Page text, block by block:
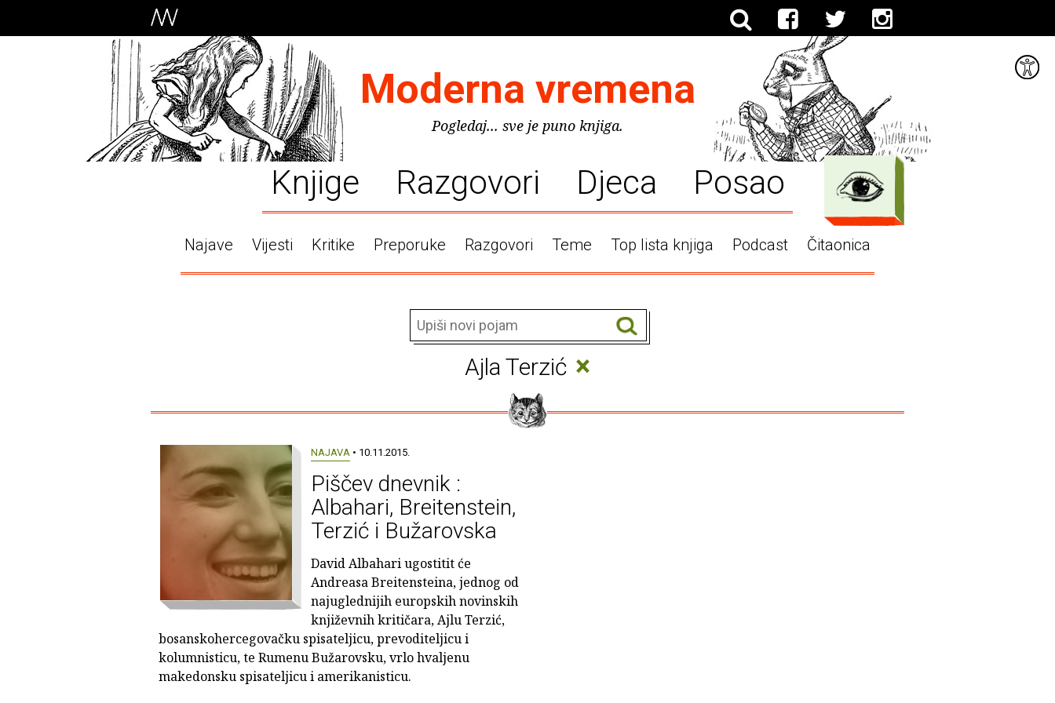
Moderna vremena
Pogledaj... sve je puno knjiga.
Knjige Razgovori Djeca Posao
Najave Vijesti Kritike Preporuke Razgovori Teme Top lista knjiga Podcast Čitaonica
Ajla Terzić ×
NAJAVA • 10.11.2015.
Piščev dnevnik :
Albahari, Breitenstein,
Terzić i Bužarovska
David Albahari ugostitit će
Andreasa Breitensteina, jednog od
najuglednijih europskih novinskih
književnih kritičara, Ajlu Terzić,
bosanskohercegovačku spisateljicu, prevoditeljicu i
kolumnisticu, te Rumenu Bužarovsku, vrlo hvaljenu
makedonsku spisateljicu i amerikanisticu.